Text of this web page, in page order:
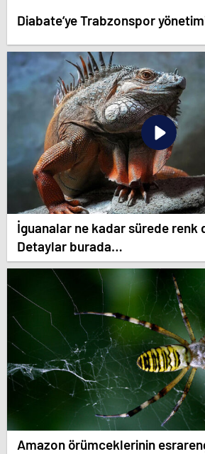
Diabate’ye Trabzonspor
İguanalar ne kadar sürede renk
Detaylar burada…
Amazon örümceklerinin